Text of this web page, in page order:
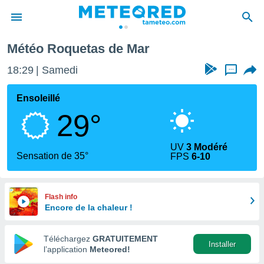
de
en
Météo Roquetas de Mar
18:29 Samedi ...
Ensoleillé
29°
Sensation de 35°
UV3 Modéré
FPS6-10
Flash info
Encore de la chaleur !
Téléchargez GRATUITEMENT
l’application Meteored!
Installer